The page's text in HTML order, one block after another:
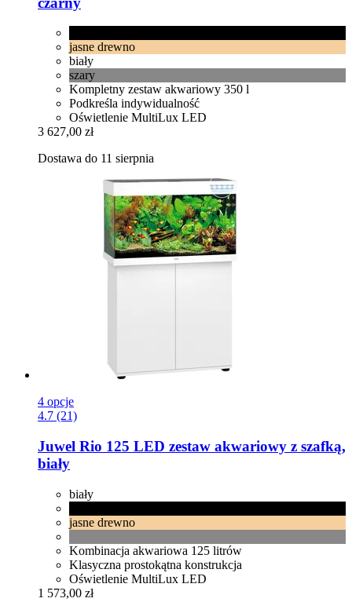
jasne drewno
biały
szary
Kompletny zestaw akwariowy 350 l
Podkreśla indywidualność
Oświetlenie MultiLux LED
3 627,00 zł
Dostawa do 11 sierpnia
4 opcje
4.7 (21)
Juwel Rio 125 LED zestaw akwariowy z szafką,
biały
biały
jasne drewno
Kombinacja akwariowa 125 litrów
Klasyczna prostokątna konstrukcja
Oświetlenie MultiLux LED
1 573,00 zł